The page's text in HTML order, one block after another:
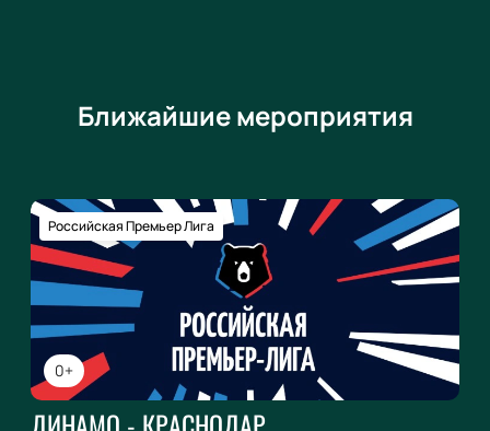
Ближайшие мероприятия
0+
Российская Премьер Лига